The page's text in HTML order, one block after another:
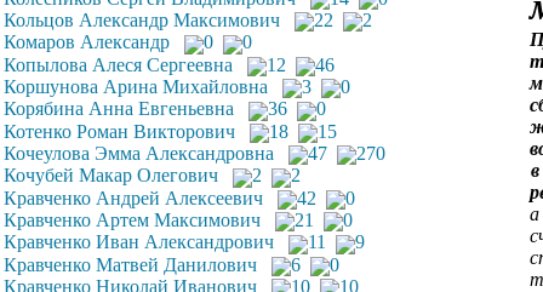
Кольцов Александр Максимович
22
2
Комаров Александр
0
0
Копылова Алеся Сергеевна
12
46
Коршунова Арина Михайловна
3
0
Корябина Анна Евгеньевна
36
0
Котенко Роман Викторович
18
15
Кочеулова Эмма Александровна
47
270
Кочубей Макар Олегович
2
2
Кравченко Андрей Алексеевич
42
0
Кравченко Артем Максимович
21
0
Кравченко Иван Александрович
11
9
Кравченко Матвей Данилович
6
0
Кравченко Николай Иванович
10
10
в
а